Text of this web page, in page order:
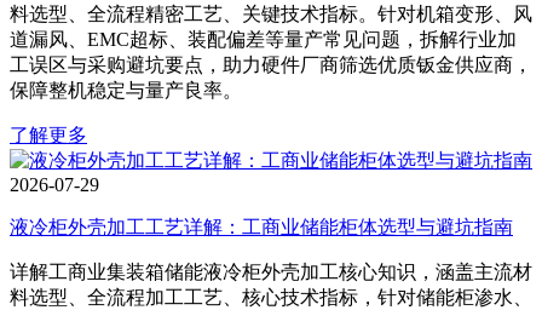
料选型、全流程精密工艺、关键技术指标。针对机箱变形、风
道漏风、EMC超标、装配偏差等量产常见问题，拆解行业加
工误区与采购避坑要点，助力硬件厂商筛选优质钣金供应商，
保障整机稳定与量产良率。
了解更多
2026-07-29
液冷柜外壳加工工艺详解：工商业储能柜体选型与避坑指南
详解工商业集装箱储能液冷柜外壳加工核心知识，涵盖主流材
料选型、全流程加工工艺、核心技术指标，针对储能柜渗水、